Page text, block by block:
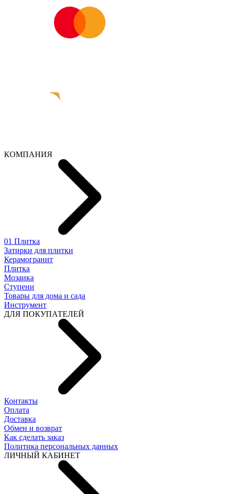
КОМПАНИЯ
01 Плитка
Затирки для плитки
Керамогранит
Плитка
Мозаика
Ступени
Товары для дома и сада
Инструмент
ДЛЯ ПОКУПАТЕЛЕЙ
Контакты
Оплата
Доставка
Обмен и возврат
Как сделать заказ
Политика персональных данных
ЛИЧНЫЙ КАБИНЕТ